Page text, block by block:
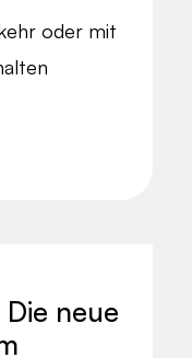
oder mit
neue